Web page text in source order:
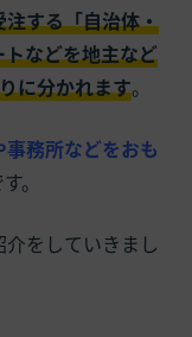
する「自治体・
などを地主など
に分かれます。
務所などをおも
。
をしていきまし